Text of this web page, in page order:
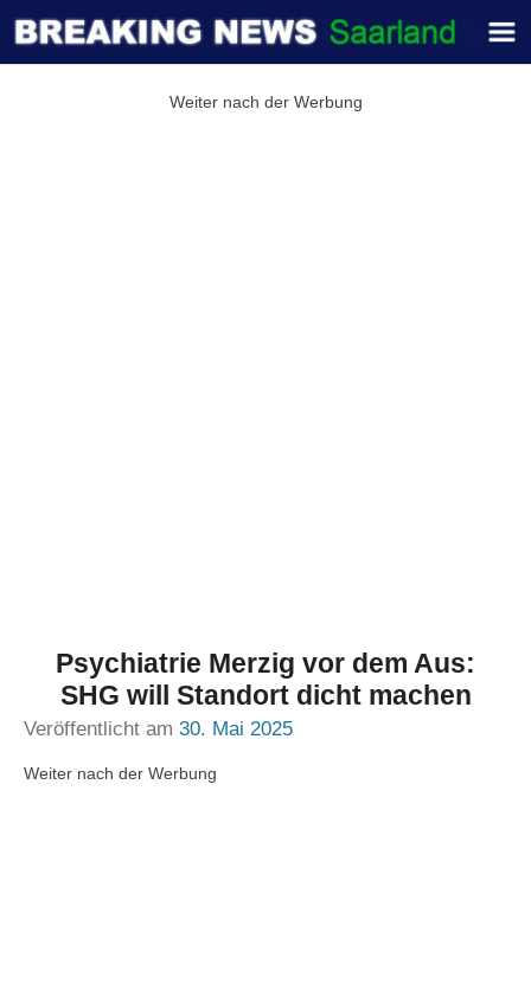
Weiter nach der Werbung
Psychiatrie Merzig vor dem Aus:
SHG will Standort dicht machen
Veröffentlicht am 30. Mai 2025
Weiter nach der Werbung